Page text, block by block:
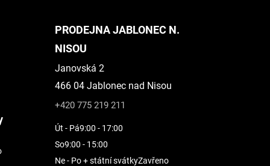
PRODEJNA JABLONEC N.
NISOU
Janovská 2
466 04 Jablonec nad Nisou
+420 775 219 211
Út - Pá9:00 - 17:00
So9:00 - 15:00
Ne - Po + státní svátkyZavřeno